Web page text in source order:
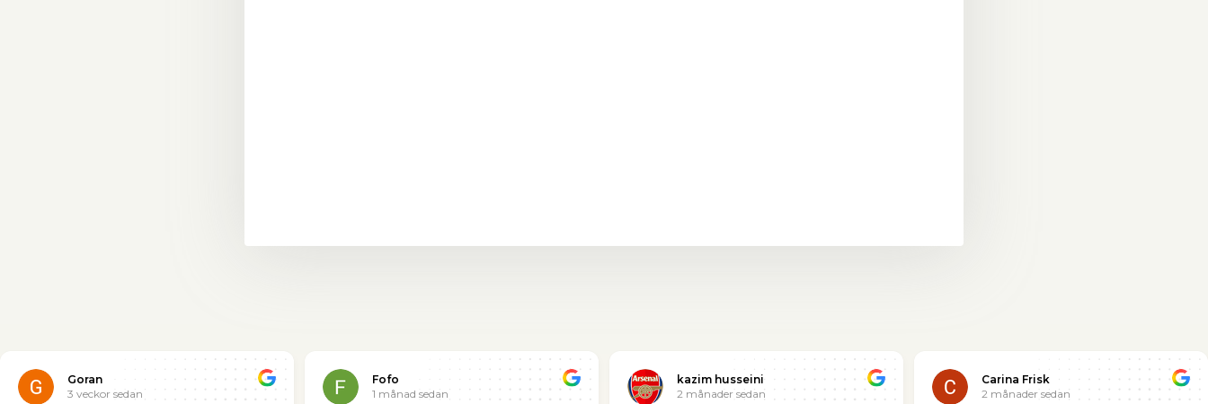
Goran
3 veckor sedan
Fofo
1 månad sedan
kazim husseini
2 månader sedan
Carina Frisk
2 månader sedan